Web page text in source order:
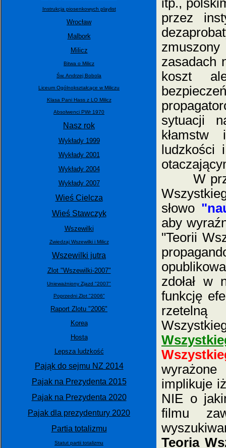
Instrukcja piosenkowych playlist
Wrocław
Malbork
Milicz
Bitwa o Milicz
Św. Andrzej Bobola
Liceum Ogólnokształcące w Miliczu
Klasa Pani Hass z LO Milicz
Absolwenci PWr 1970
Nasz rok
Wykłady 1999
Wykłady 2001
Wykłady 2004
Wykłady 2007
Wieś Cielcza
Wieś Stawczyk
Wszewilki
Zwiedzaj Wszewilki i Milicz
Wszewilki jutra
Zlot "Wszewilki-2007"
Unieważniony Zjazd "2007"
Poprzedni Zlot "2006"
Raport Zlotu "2006"
Korea
Hosta
Lepsza ludzkość
Pająk do sejmu NZ 2014
Pajak na Prezydenta 2015
Pajak na Prezydenta 2020
Pajak dla prezydentury 2020
Partia totalizmu
Statut partii totalizmu
itp.,
przez
zasadach
koszt
sytuacji
kłamstw
ludzkości
W
słowo
aby
"Teorii
zdołał w
funkcję
implikuje
NIE o
filmu
Teoria